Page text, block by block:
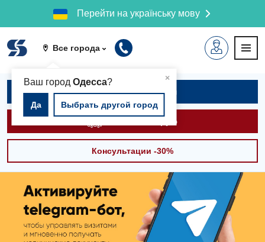
Перейти на українську мову
Все города
×
Ваш город Одесса?
Да Выбрать другой город
Записаться на приём
Вызвать скорую
Консультации -30%